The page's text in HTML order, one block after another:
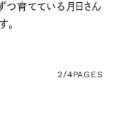
つ育てている月日さん
。
2/4PAGES